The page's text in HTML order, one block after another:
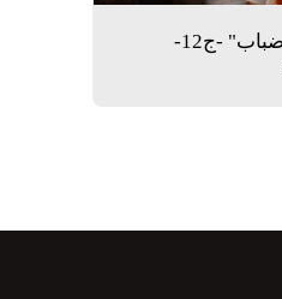
قصة "وعد بين الضباب" -ج12-